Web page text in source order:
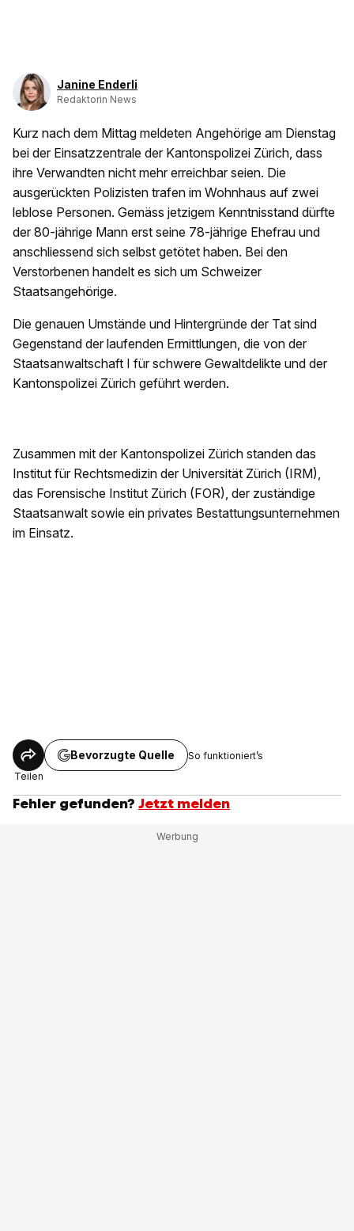
Janine Enderli
Redaktorin News
Kurz nach dem Mittag meldeten Angehörige am Dienstag
bei der Einsatzzentrale der Kantonspolizei Zürich, dass
ihre Verwandten nicht mehr erreichbar seien. Die
ausgerückten Polizisten trafen im Wohnhaus auf zwei
leblose Personen. Gemäss jetzigem Kenntnisstand dürfte
der 80-jährige Mann erst seine 78-jährige Ehefrau und
anschliessend sich selbst getötet haben. Bei den
Verstorbenen handelt es sich um Schweizer
Staatsangehörige.
Die genauen Umstände und Hintergründe der Tat sind
Gegenstand der laufenden Ermittlungen, die von der
Staatsanwaltschaft I für schwere Gewaltdelikte und der
Kantonspolizei Zürich geführt werden.
Zusammen mit der Kantonspolizei Zürich standen das
Institut für Rechtsmedizin der Universität Zürich (IRM),
das Forensische Institut Zürich (FOR), der zuständige
Staatsanwalt sowie ein privates Bestattungsunternehmen
im Einsatz.
Teilen
Bevorzugte Quelle So funktioniert’s
Fehler gefunden? Jetzt melden